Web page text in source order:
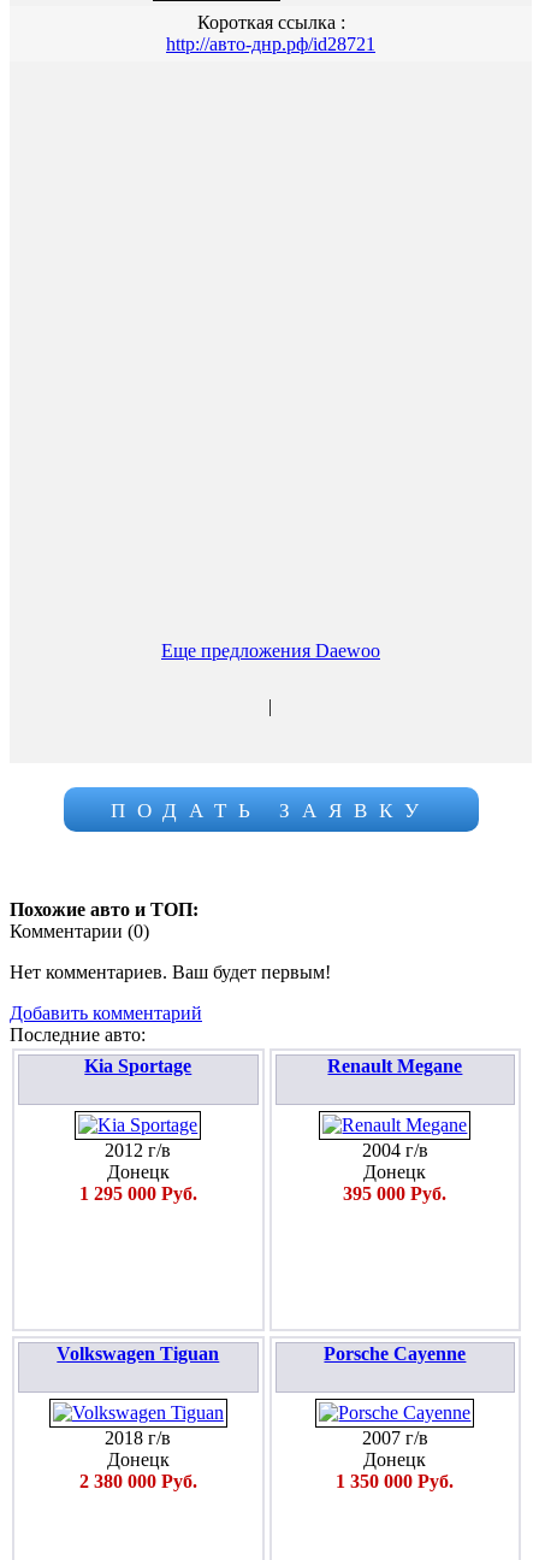
Короткая ссылка :
http://авто-днр.рф/id28721
Еще предложения Daewoo
|
ПОДАТЬ ЗАЯВКУ
Похожие авто и ТОП:
Комментарии (0)
Нет комментариев. Ваш будет первым!
Добавить комментарий
Последние авто:
Kia Sportage
2012 г/в
Донецк
1 295 000 Руб.
Renault Megane
2004 г/в
Донецк
395 000 Руб.
Volkswagen Tiguan
2018 г/в
Донецк
2 380 000 Руб.
Porsche Cayenne
2007 г/в
Донецк
1 350 000 Руб.